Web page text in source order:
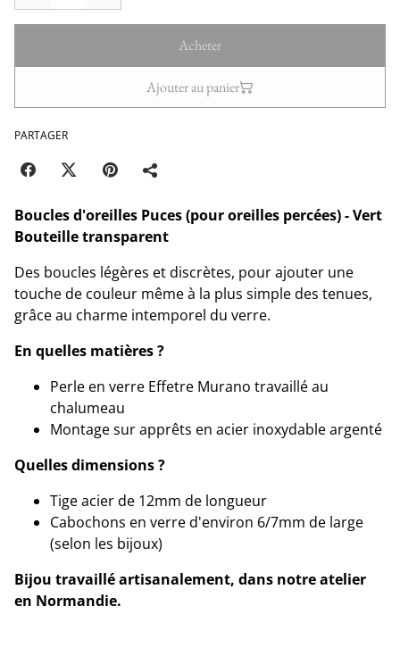
Acheter
Ajouter au panier
PARTAGER
Boucles d'oreilles Puces (pour oreilles percées) - Vert
Bouteille transparent
Des boucles légères et discrètes, pour ajouter une
touche de couleur même à la plus simple des tenues,
grâce au charme intemporel du verre.
En quelles matières ?
Perle en verre Effetre Murano travaillé au
chalumeau
Montage sur apprêts en acier inoxydable argenté
Quelles dimensions ?
Tige acier de 12mm de longueur
Cabochons en verre d'environ 6/7mm de large
(selon les bijoux)
Bijou travaillé artisanalement, dans notre atelier
en Normandie.